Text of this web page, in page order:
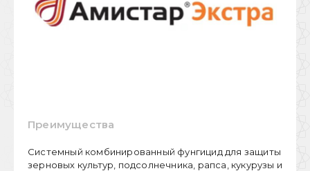
Преимущества
Cистемный комбинированный фунгицид для защиты
зерновых культур, подсолнечника, рапса, кукурузы и